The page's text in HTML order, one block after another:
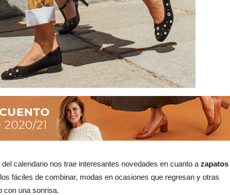
calendario nos trae interesantes novedades en cuanto a zapatos
fáciles de combinar, modas en ocasiones que regresan y otras
con una sonrisa.